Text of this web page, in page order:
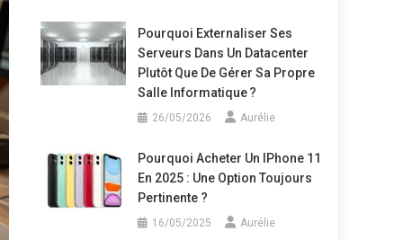
Pourquoi Externaliser Ses
Serveurs Dans Un Datacenter
Plutôt Que De Gérer Sa Propre
Salle Informatique ?
26/05/2026 Aurélie
Pourquoi Acheter Un IPhone 11
En 2025 : Une Option Toujours
Pertinente ?
16/05/2025 Aurélie